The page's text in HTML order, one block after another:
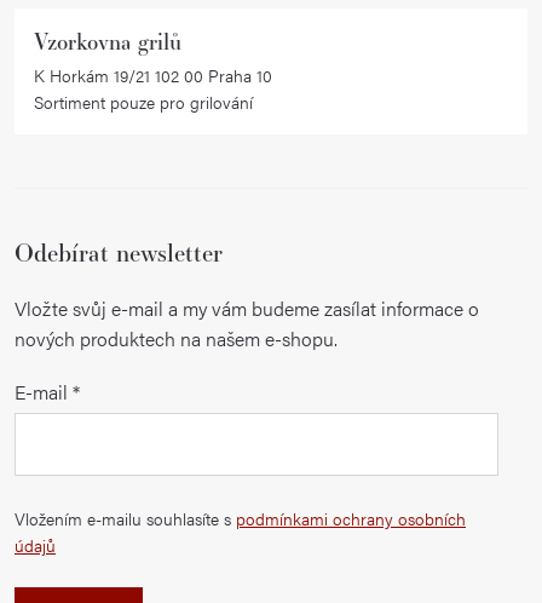
Vzorkovna grilů
K Horkám 19/21 102 00 Praha 10
Sortiment pouze pro grilování
Odebírat newsletter
Vložte svůj e-mail a my vám budeme zasílat informace o
nových produktech na našem e-shopu.
E-mail
Vložením e-mailu souhlasíte s podmínkami ochrany osobních
údajů